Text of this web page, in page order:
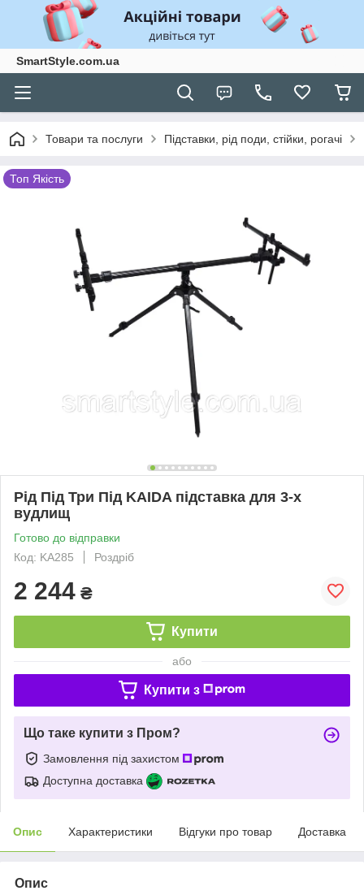
SmartStyle.com.ua
Товари та послуги Підставки, рід поди, стійки, рогачі
Топ Якiсть
Рід Під Три Під KAIDA підставка для 3-х
вудлищ
Готово до відправки
Код: KA285
Роздріб
2 244 ₴
Купити
або
Купити з
Що таке купити з Пром?
Замовлення під захистом
Доступна доставка
Опис Характеристики Відгуки про товар Доставка
Опис